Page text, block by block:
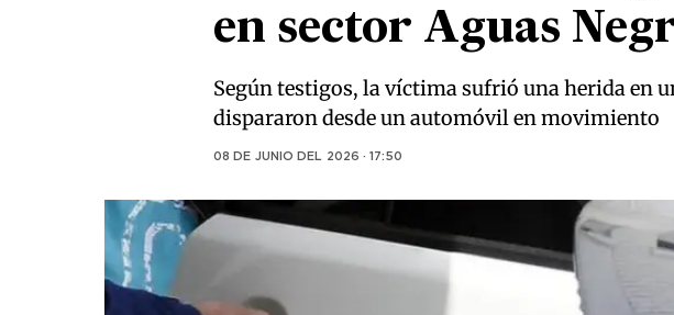
en sector Aguas
Según testigos, la víctima sufrió una herida en
dispararon desde un automóvil en movimiento
08 DE JUNIO DEL 2026 · 17:50